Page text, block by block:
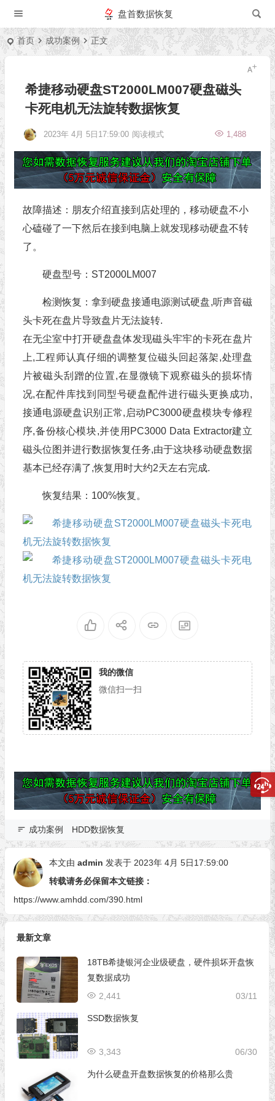
盘首数据恢复
首页 成功案例 正文
希捷移动硬盘ST2000LM007硬盘磁头
卡死电机无法旋转数据恢复
2023年 4月 5日17:59:00 1,488
阅读模式
故障描述：朋友介绍直接到店处理的，移动硬盘不小
心磕碰了一下然后在接到电脑上就发现移动硬盘不转
了。
硬盘型号：ST2000LM007
检测恢复：拿到硬盘接通电源测试硬盘,听声音磁
头卡死在盘片导致盘片无法旋转.
在无尘室中打开硬盘盘体发现磁头牢牢的卡死在盘片
上,工程师认真仔细的调整复位磁头回起落架,处理盘
片被磁头刮蹭的位置,在显微镜下观察磁头的损坏情
况,在配件库找到同型号硬盘配件进行磁头更换成功,
接通电源硬盘识别正常,启动PC3000硬盘模块专修程
序,备份核心模块,并使用PC3000 Data Extractor建立
磁头位图并进行数据恢复任务,由于这块移动硬盘数据
基本已经存满了,恢复用时大约2天左右完成.
恢复结果：100%恢复。
我的微信
微信扫一扫
成功案例 HDD数据恢复
本文由 admin 发表于 2023年 4月 5日17:59:00
转载请务必保留本文链接：
https://www.amhdd.com/390.html
最新文章
18TB希捷银河企业级硬盘，硬件损坏开盘恢
复数据成功
03/11
2,441
SSD数据恢复
06/30
3,343
为什么硬盘开盘数据恢复的价格那么贵